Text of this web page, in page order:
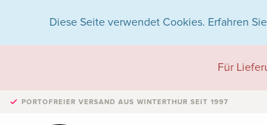
Diese Seite verwendet Cookies. Erfahren
Für
PORTOFREIER VERSAND AUS WINTERTHUR SEIT 1997